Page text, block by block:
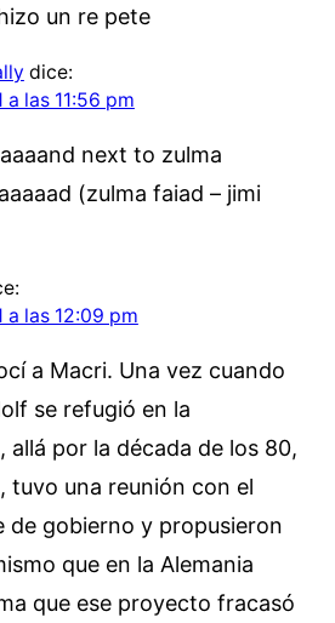
un re pete
dice:
las 11:56 pm
next to zulma
(zulma faiad – jimi
a las 12:09 pm
a Macri. Una vez cuando
se refugió en la
allá por la década de los 80,
tuvo una reunión con el
de gobierno y propusieron
que en la Alemania
que ese proyecto fracasó